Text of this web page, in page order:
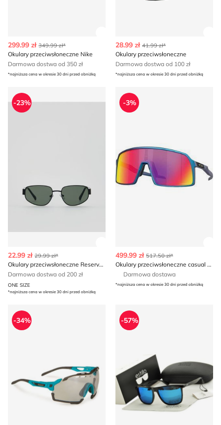
299.99 zł 349.99 zł*
Okulary przeciwsłoneczne Nike
Darmowa dostwa od 350 zł
*najniższa cena w okresie 30 dni przed obniżką
28.99 zł 41.99 zł*
Okulary przeciwsłoneczne
Darmowa dostwa od 100 zł
*najniższa cena w okresie 30 dni przed obniżką
Okulary przeciwsłoneczne Reserved
-23%
22.99 zł 29.99 zł*
Okulary przeciwsłoneczne Reserved
Darmowa dostwa od 200 zł
ONE SIZE
*najniższa cena w okresie 30 dni przed obniżką
Okulary przeciwsłoneczne
-3%
499.99 zł 517.50 zł*
Okulary przeciwsłoneczne casual Oakley
Darmowa dostawa
*najniższa cena w okresie 30 dni przed obniżką
Okulary przeciwsłoneczne Rudy Project
-34%
Okulary przeciwsłoneczne
-57%